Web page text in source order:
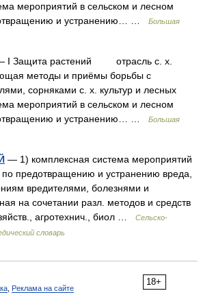
мероприятий в сельском и лесном
и устранению… …
Большая
I Защита растений отрасль с. х.
методы и приёмы борьбы с
сорняками с. х. культур и лесных
мероприятий в сельском и лесном
и устранению… …
Большая
— 1) комплексная система мероприятий
предотвращению и устранению вреда,
вредителями, болезнями и
на сочетании разл. методов и средств
агротехнич., биол …
Сельско-
словарь
18+
Реклама на сайте